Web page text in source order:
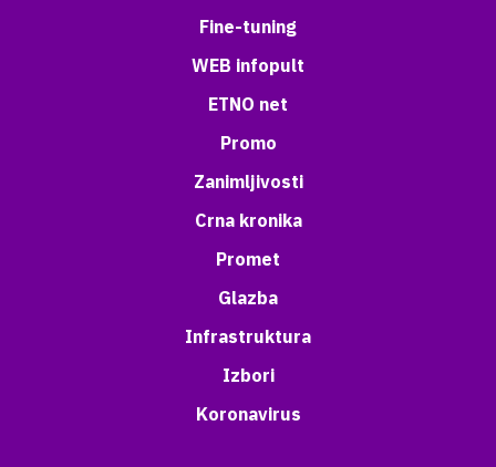
Fine-tuning
WEB infopult
ETNO net
Promo
Zanimljivosti
Crna kronika
Promet
Glazba
Infrastruktura
Izbori
Koronavirus